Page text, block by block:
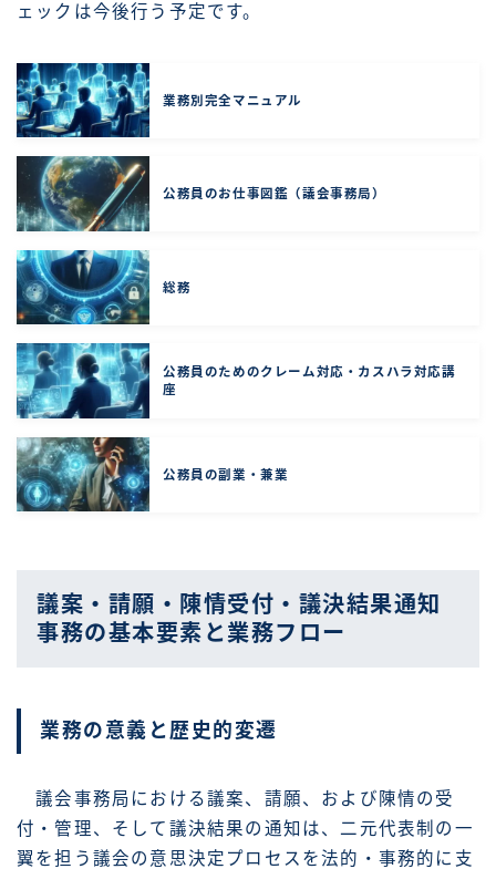
ェックは今後行う予定です。
業務別完全マニュアル
公務員のお仕事図鑑（議会事務局）
総務
公務員のためのクレーム対応・カスハラ対応講
座
公務員の副業・兼業
議案・請願・陳情受付・議決結果通知
事務の基本要素と業務フロー
業務の意義と歴史的変遷
議会事務局における議案、請願、および陳情の受
付・管理、そして議決結果の通知は、二元代表制の一
翼を担う議会の意思決定プロセスを法的・事務的に支